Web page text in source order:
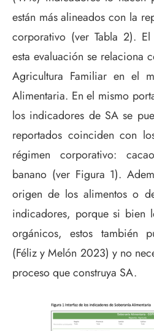
están más alineados con la
corporativo (ver Tabla 2).
esta evaluación se relaciona
Agricultura Familiar en el
Alimentaria. En el mismo
los indicadores de SA se
reportados coinciden con
régimen corporativo:
banano (ver Figura 1).
origen de los alimentos o
indicadores, porque si bien
orgánicos, estos también
(Féliz y Melón 2023) y no
proceso que construya SA.